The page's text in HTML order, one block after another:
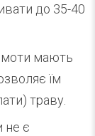
до 35-40
мають
їм
траву.
не є